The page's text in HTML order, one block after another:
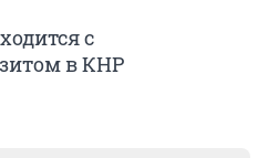
с
в КНР